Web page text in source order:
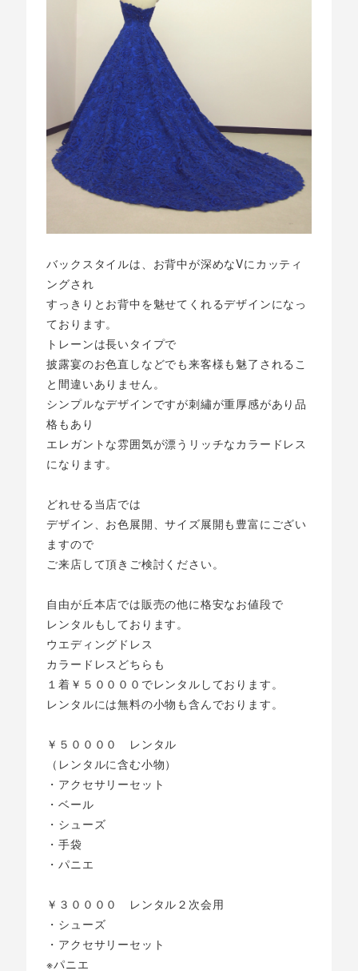
バックスタイルは、お背中が深めなVにカッティ
ングされ
すっきりとお背中を魅せてくれるデザインになっ
ております。
トレーンは長いタイプで
披露宴のお色直しなどでも来客様も魅了されるこ
と間違いありません。
シンプルなデザインですが刺繡が重厚感があり品
格もあり
エレガントな雰囲気が漂うリッチなカラードレス
になります。
どれせる当店では
デザイン、お色展開、サイズ展開も豊富にござい
ますので
ご来店して頂きご検討ください。
自由が丘本店では販売の他に格安なお値段で
レンタルもしております。
ウエディングドレス
カラードレスどちらも
１着￥５００００でレンタルしております。
レンタルには無料の小物も含んでおります。
￥５００００ レンタル
（レンタルに含む小物）
・アクセサリーセット
・ベール
・シューズ
・手袋
・パニエ
￥３００００ レンタル２次会用
・シューズ
・アクセサリーセット
※パニエ